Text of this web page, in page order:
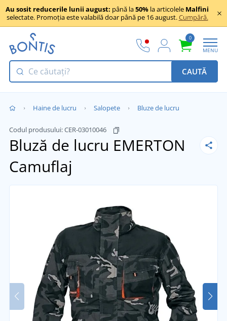
Au sosit reducerile lunii august: până la50% la articolele Malfini
selectate. Promoția este valabilă doar până pe 16 august.Cumpără.
0
MENU
CAUTĂ
Haine de lucru Salopete Bluze de lucru
Codul produsului:CER-03010046
Bluză de lucru EMERTON
Camuflaj